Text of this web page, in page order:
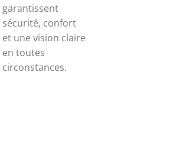
garantissent
sécurité, confort
et une vision claire
en toutes
circonstances.